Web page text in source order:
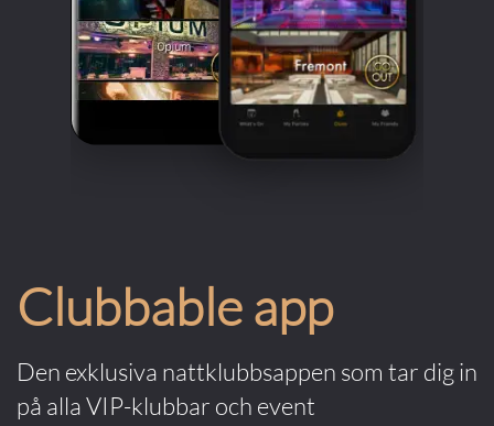
Clubbable app
Den exklusiva nattklubbsappen som tar dig in
på alla VIP-klubbar och event